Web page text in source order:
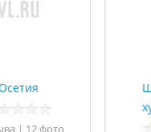
| 12 фото